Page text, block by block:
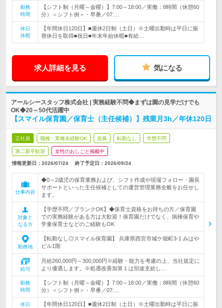
勤務
時間
【シフト制（月曜～金曜）】7:00～18:00／実働：8時間（休憩60
分）＜シフト例＞・早番／07:…
休日
休暇
【年間休日120日】■週休2日制（土日）※土曜出勤時は平日に振
替休日を取得■祝日■年末年始休暇■有給…
求人詳細を見る 気になる
アールシースタッフ株式会社 | 実務経験不問◆まずは園の見学だけでも
OK◆20～50代活躍中
【スマイル保育園／保育士（主任候補）】残業月3h／年休120日
正社員 職種・業種未経験OK 急募 転勤なし 学歴不問
第二新卒歓迎 女性のおしごと掲載中
情報更新日：2026/07/24 終了予定日： 2026/09/24
仕事内容
◆0～2歳児の保育業務および、シフト作成や現場フォロー・園長
サポートといった主任候補としての運営管理業務全般をお任せし
ます。
対象と
なる方
【学歴不問／ブランクOK】◆保育士資格をお持ちの方／保育園
での実務経験がある方は大歓迎！保育園だけでなく、病棟保育や
学童保育士などのご経験もOK
勤務地
【転勤なし◎スマイル保育園】 兵庫県西宮市城ケ堀町3-1 みはや
ビル1階
給与
月給260,000円～300,000円※経験・能力を考慮の上、当社規定に
より優遇します。※処遇改善加算１は別途支給し…
勤務
時間
【シフト制（月曜～金曜）】7:00～18:00／実働：8時間（休憩60
分）＜シフト例＞・早番／07:…
休日
【年間休日120日】■週休2日制（土日）※土曜出勤時は平日に振